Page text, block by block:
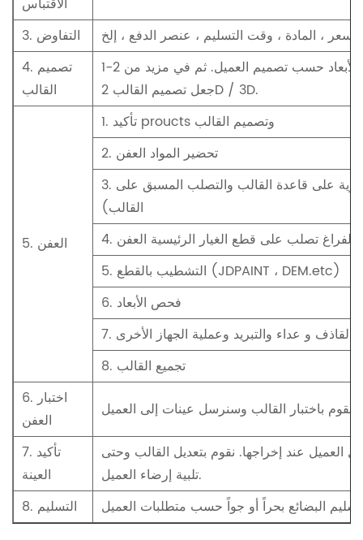
الاقتباس
3. التفاوض
4. تصميم
القالب
1-2 أيام لتصميم الرسم ثلاثي الأبعاد / ثنائي الأبعاد حسب تصميم العميل. ثم في مزيد من
جعل تصميم القالب 2D / 3D.
5. العفن
1. تأكيد proucts وتصميم القالب
2. تحضير المواد العفن
3. المعالجة الخشنة (المعالجة الحرارية على قاعدة القالب والتصلب المسبق على
القالب)
/ الفراغ تصلب على قطع الغيار الرئيسية العفن
5. التشطيب بالقطع (JDPAINT ، DEM.etc)
6. فحص الأبعاد
7. القاذف و عداء والتبريد وعملية الجهاز الأخرى
8. تجميع القالب
6. اختبار
العفن
7. تأكيد
العينة
العميل عند إخراجها. نقوم بتعديل القالب وحتى
تلبية إرضاء العميل.
8. التسليم